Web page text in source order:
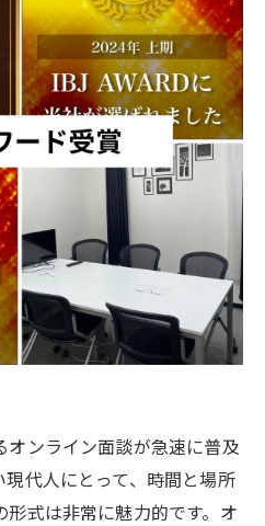
ンライン面談が急速に普及
代人にとって、時間と場所
式は非常に魅力的です。オ